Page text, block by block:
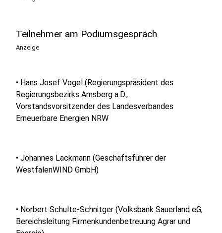
Teilnehmer am Podiumsgespräch
Anzeige
• Hans Josef Vogel (Regierungspräsident des
Regierungsbezirks Arnsberg a.D.,
Vorstandsvorsitzender des Landesverbandes
Erneuerbare Energien NRW
• Johannes Lackmann (Geschäftsführer der
WestfalenWIND GmbH)
• Norbert Schulte-Schnitger (Volksbank Sauerland eG,
Bereichsleitung Firmenkundenbetreuung Agrar und